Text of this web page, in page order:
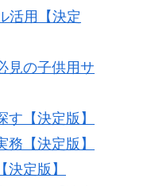
活用【決定
見の子供用サ
す【決定版】
【決定版】
定版】